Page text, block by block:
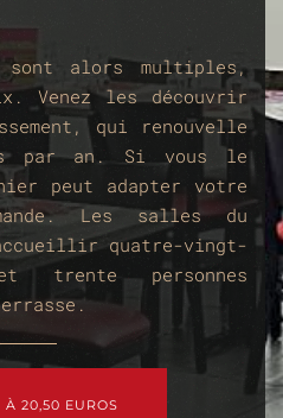
sont alors multiples,
Venez les découvrir
qui renouvelle
par an. Si vous le
peut adapter votre
Les salles du
quatre-vingt-
trente personnes
À 20,50 EUROS